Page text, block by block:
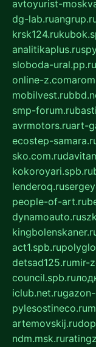
avtoyurist-
dg-lab.ru
krsk124.ru
analitikaplus.ru
sloboda-ural.pp.ru
online-z.com
mobilvest.ru
smp-forum.ru
avrmotors.ruart-
ecostep-
sko.com.ru
kokoroyari.spb.ru
lenderoq.ru
people-of-art.ru
dynamoauto.ru
act1.spb.ru
detsad125.rumir-
council.spb.ru
iclub.net.ru
pylesostineco.ru
artemovskij.ru
ndm.msk.ru